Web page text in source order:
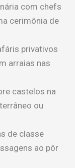
com chefs
cerimônia de
privativos
arraias nas
castelos na
ou
de classe
ao pôr